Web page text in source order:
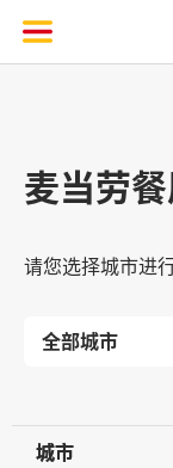
麦当劳
请您选择城市进
城市
城市